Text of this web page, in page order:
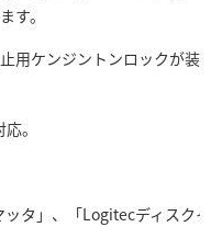
す。
用ケンジントンロックが装着
。
タ」、「Logitecディスクイ